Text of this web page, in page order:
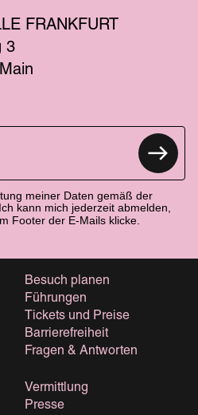
FRANKFURT
3
meiner Daten gemäß der
kann mich jederzeit abmelden,
Footer der E-Mails klicke.
Besuch planen
Führungen
Tickets und Preise
Barrierefreiheit
Fragen & Antworten
Vermittlung
Presse